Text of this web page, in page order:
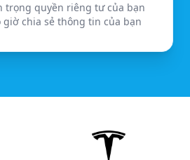
trọng quyền riêng tư của bạn
giờ chia sẻ thông tin của bạn